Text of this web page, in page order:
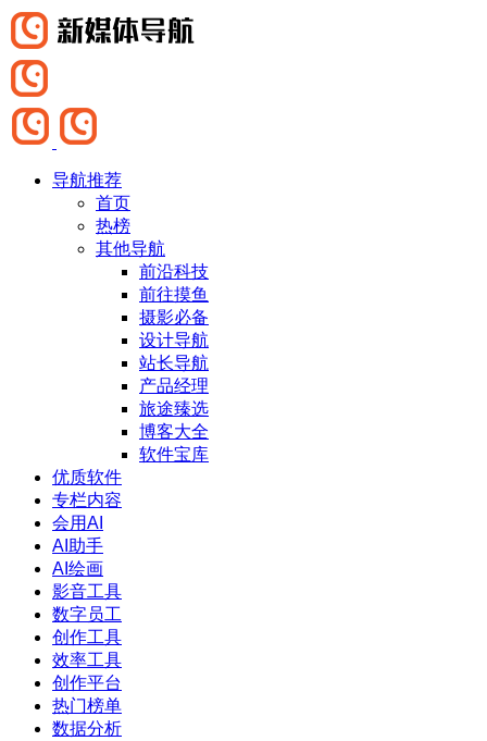
导航推荐
首页
热榜
其他导航
前沿科技
前往摸鱼
摄影必备
设计导航
站长导航
产品经理
旅途臻选
博客大全
软件宝库
优质软件
专栏内容
会用AI
AI助手
AI绘画
影音工具
数字员工
创作工具
效率工具
创作平台
热门榜单
数据分析